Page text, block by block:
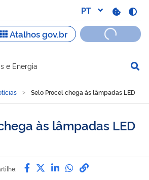
de navegação
e Energia
Selo Procel chega às lâmpadas LED
às lâmpadas LED
Compartilhe por Facebook
Compartilhe por Twitter
Compartilhe por
Compartilhe
link para